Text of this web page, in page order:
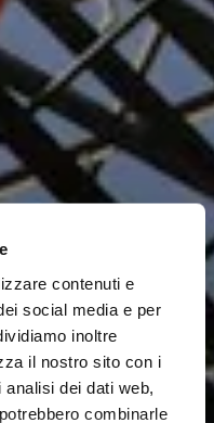
contenuti e
social media e per
inoltre
il nostro sito con i
dei dati web,
combinarle